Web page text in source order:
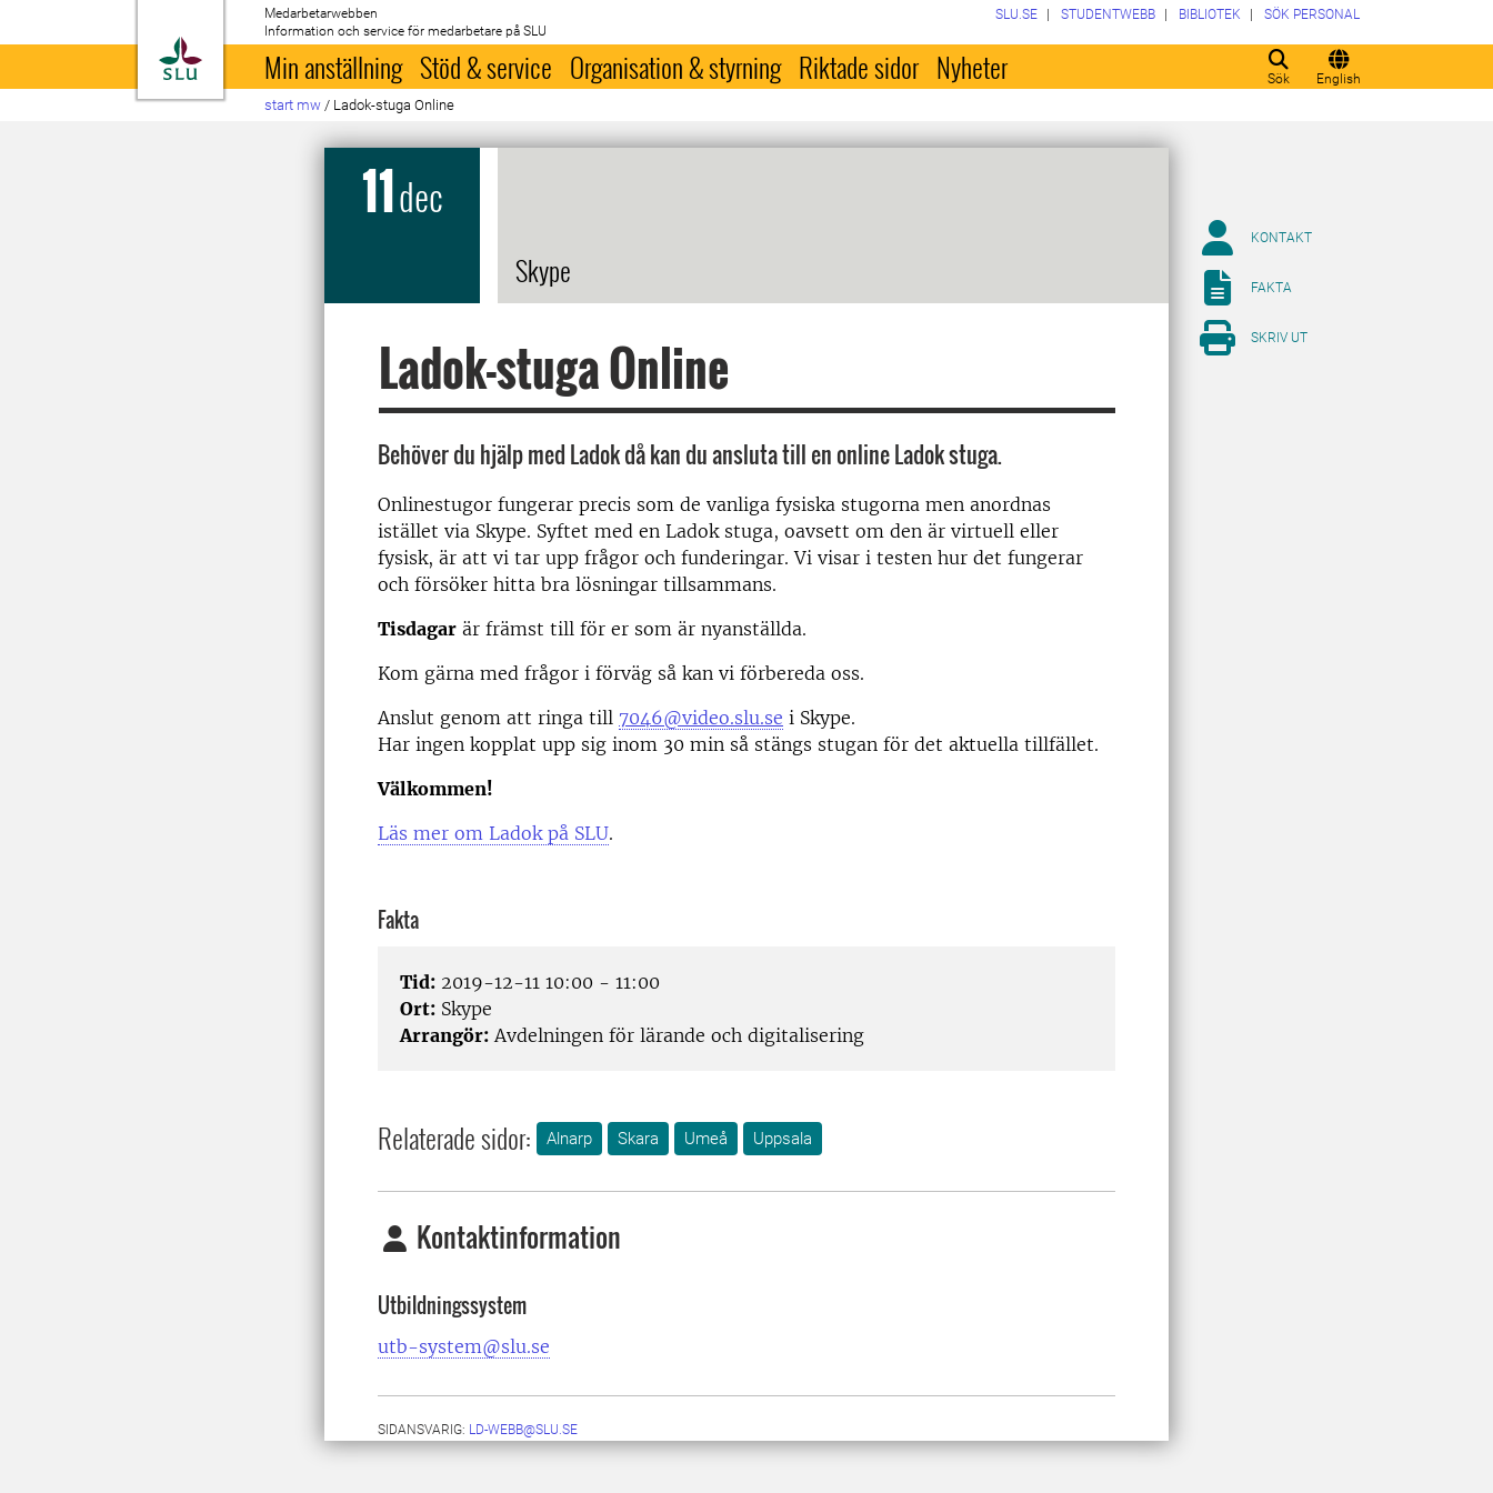
Till startsida
Medarbetarwebben
Information och service för medarbetare på SLU
Sök English
SLU.SE STUDENTWEBB BIBLIOTEK SÖK PERSONAL
Min anställning Stöd & service Organisation & styrning Riktade sidor Nyheter
start mw / Ladok-stuga Online
11dec
Skype
Ladok-stuga Online
Behöver du hjälp med Ladok då kan du ansluta till en online Ladok stuga.
Onlinestugor fungerar precis som de vanliga fysiska stugorna men anordnas
istället via Skype. Syftet med en Ladok stuga, oavsett om den är virtuell eller
fysisk, är att vi tar upp frågor och funderingar. Vi visar i testen hur det fungerar
och försöker hitta bra lösningar tillsammans.
Tisdagar är främst till för er som är nyanställda.
Kom gärna med frågor i förväg så kan vi förbereda oss.
Anslut genom att ringa till 7046@video.slu.se i Skype.
Har ingen kopplat upp sig inom 30 min så stängs stugan för det aktuella tillfället.
Välkommen!
Läs mer om Ladok på SLU.
Fakta
Tid: 2019-12-11 10:00 - 11:00
Ort: Skype
Arrangör: Avdelningen för lärande och digitalisering
Relaterade sidor: Alnarp Skara Umeå Uppsala
Kontaktinformation
Utbildningssystem
utb-system@slu.se
SIDANSVARIG: LD-WEBB@SLU.SE
KONTAKT
FAKTA
SKRIV UT